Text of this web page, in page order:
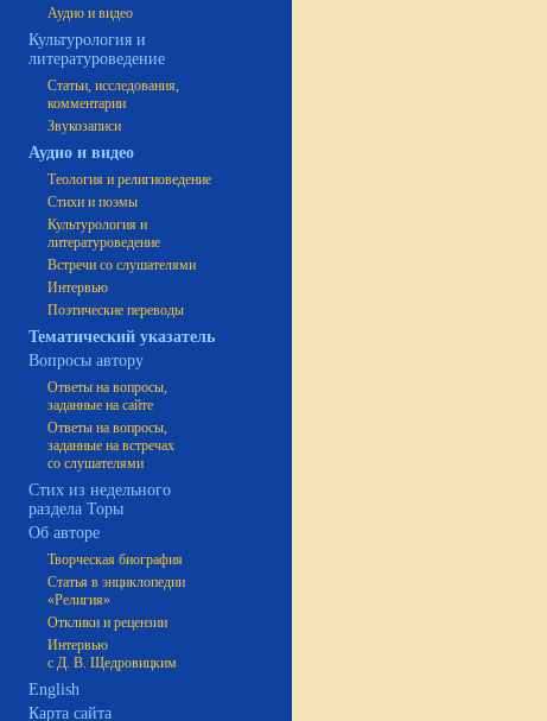
Аудио и видео
Культурология и
литературоведение
Статьи, исследования,
комментарии
Звукозаписи
Аудио и видео
Теология и религиоведение
Стихи и поэмы
Культурология и
литературоведение
Встречи со слушателями
Интервью
Поэтические переводы
Тематический указатель
Вопросы автору
Ответы на вопросы,
заданные на сайте
Ответы на вопросы,
заданные на встречах
со слушателями
Стих из недельного
раздела Торы
Об авторе
Творческая биография
Статья в энциклопедии
«Религия»
Отклики и рецензии
Интервью
с Д. В. Щедровицким
English
Карта сайта